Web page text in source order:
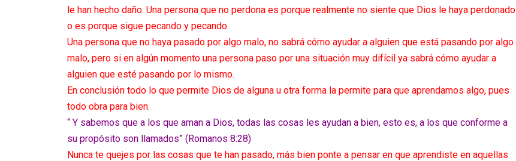
le han hecho daño. Una persona que no perdona es porque realmente no siente que Dios le haya perdonado
o es porque sigue pecando y pecando.
Una persona que no haya pasado por algo malo, no sabrá cómo ayudar a alguien que está pasando por algo
malo, pero si en algún momento una persona paso por una situación muy difícil ya sabrá cómo ayudar a
alguien que esté pasando por lo mismo.
En conclusión todo lo que permite Dios de alguna u otra forma la permite para que aprendamos algo, pues
todo obra para bien.
“ Y sabemos que a los que aman a Dios, todas las cosas les ayudan a bien, esto es, a los que conforme a
su propósito son llamados” (Romanos 8:28)
Nunca te quejes por las cosas que te han pasado, más bien ponte a pensar en que aprendiste en aquellas